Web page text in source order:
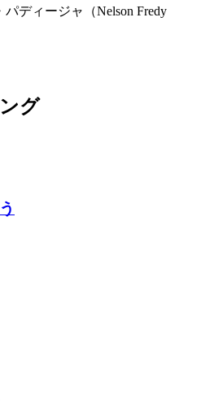
ディージャ（Nelson Fredy
グ